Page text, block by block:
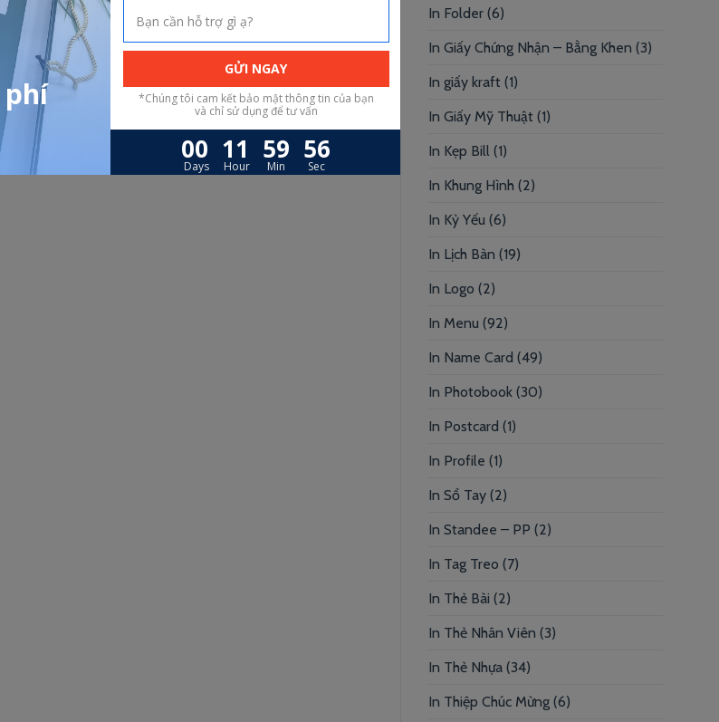
In Folder (6)
In Giấy Chứng Nhận – Bằng Khen (3)
In giấy kraft (1)
In Giấy Mỹ Thuật (1)
In Kẹp Bill (1)
In Khung Hình (2)
In Kỷ Yếu (6)
In Lịch Bàn (19)
In Logo (2)
In Menu (92)
In Name Card (49)
In Photobook (30)
In Postcard (1)
In Profile (1)
In Sổ Tay (2)
In Standee – PP (2)
In Tag Treo (7)
In Thẻ Bài (2)
In Thẻ Nhân Viên (3)
In Thẻ Nhựa (34)
In Thiệp Chúc Mừng (6)